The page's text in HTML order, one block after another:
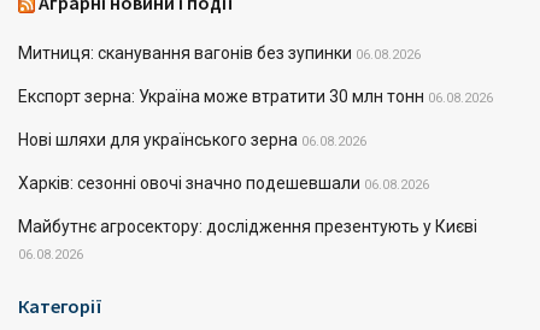
Митниця: сканування вагонів без зупинки 06.08.2026
Експорт зерна: Україна може втратити 30 млн тонн 06.08.2026
Нові шляхи для українського зерна 06.08.2026
Харків: сезонні овочі значно подешевшали 06.08.2026
Майбутнє агросектору: дослідження презентують у Києві
06.08.2026
Категорії